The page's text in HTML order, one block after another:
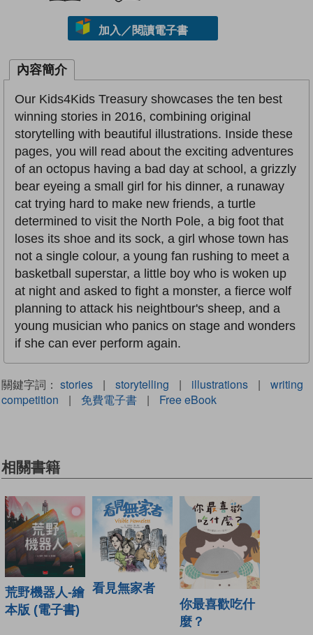
加入／閱讀電子書
內容簡介
Our Kids4Kids Treasury showcases the ten best
winning stories in 2016, combining original
storytelling with beautiful illustrations. Inside these
pages, you will read about the exciting adventures
of an octopus having a bad day at school, a grizzly
bear eyeing a small girl for his dinner, a runaway
cat trying hard to make new friends, a turtle
determined to visit the North Pole, a big foot that
loses its shoe and its sock, a girl whose town has
not a single colour, a young fan rushing to meet a
basketball superstar, a little boy who is woken up
at night and asked to fight a monster, a fierce wolf
planning to attack his neightbour's sheep, and a
young musician who panics on stage and wonders
if she can ever perform again.
關鍵字詞： stories | storytelling | illustrations |
writing
competition
| 免費電子書 | Free eBook
相關書籍
荒野機器人-繪
本版 (電子書)
看見無家者
你最喜歡吃什
麼？